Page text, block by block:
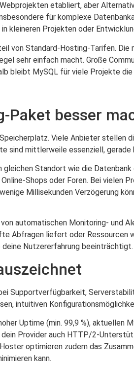
etabliert, aber
für komplexe
kleineren Projekten oder
von Standard-Hosting-Tarifen.
sehr einfach macht. Große
bleibt MySQL für viele Projekte die
Paket besser
Viele Anbieter stellen
sind mittlerweile essenziell, gerade
Standort wie die
Shops oder Foren. Bei vielen
Millisekunden Verzögerung
automatischen Monitoring- und
Abfragen liefert oder Ressourcen
Nutzererfahrung beeinträchtigt.
Supportverfügbarkeit,
intuitiven
Uptime (min. 99,9 %), aktuellen
Provider auch HTTP/2-
optimieren zudem das
kann.